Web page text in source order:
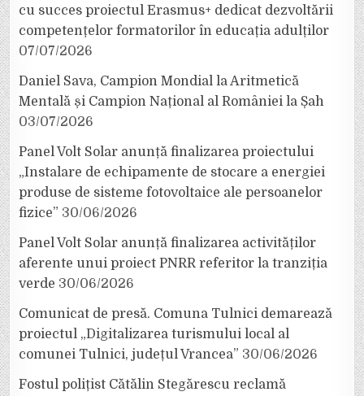
cu succes proiectul Erasmus+ dedicat dezvoltării
competențelor formatorilor în educația adulților
07/07/2026
Daniel Sava, Campion Mondial la Aritmetică
Mentală și Campion Național al României la Șah
03/07/2026
Panel Volt Solar anunță finalizarea proiectului
„Instalare de echipamente de stocare a energiei
produse de sisteme fotovoltaice ale persoanelor
fizice” 30/06/2026
Panel Volt Solar anunță finalizarea activităților
aferente unui proiect PNRR referitor la tranziția
verde 30/06/2026
Comunicat de presă. Comuna Tulnici demarează
proiectul „Digitalizarea turismului local al
comunei Tulnici, județul Vrancea” 30/06/2026
Fostul polițist Cătălin Stegărescu reclamă